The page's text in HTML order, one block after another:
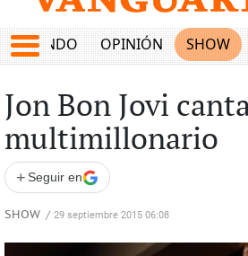
MUNDO OPINIÓN SHOW
Jon Bon Jovi
multimillonario
+ Seguir en
SHOW / 29 septiembre 2015 06:08